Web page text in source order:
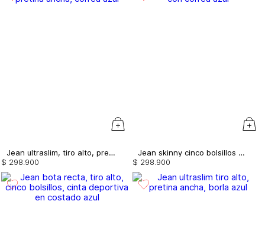
Jean ultraslim, tiro alto, pretina ancha, correa
$ 298.900
Jean skinny cinco bolsillos con correa
$ 298.900